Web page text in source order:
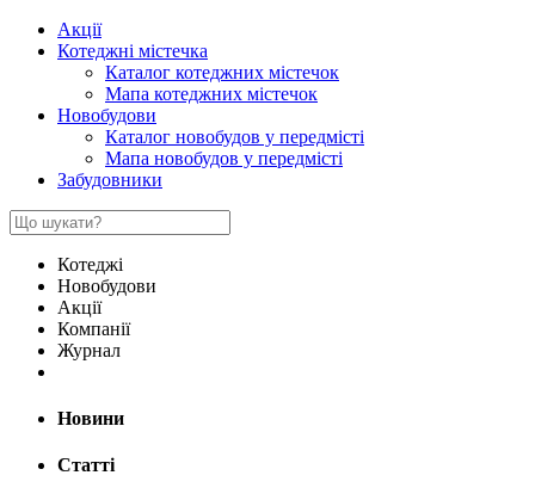
Акції
Котеджні містечка
Каталог котеджних містечок
Мапа котеджних містечок
Новобудови
Каталог новобудов у передмісті
Мапа новобудов у передмісті
Забудовники
Котеджі
Новобудови
Акції
Компанії
Журнал
Новини
Статті